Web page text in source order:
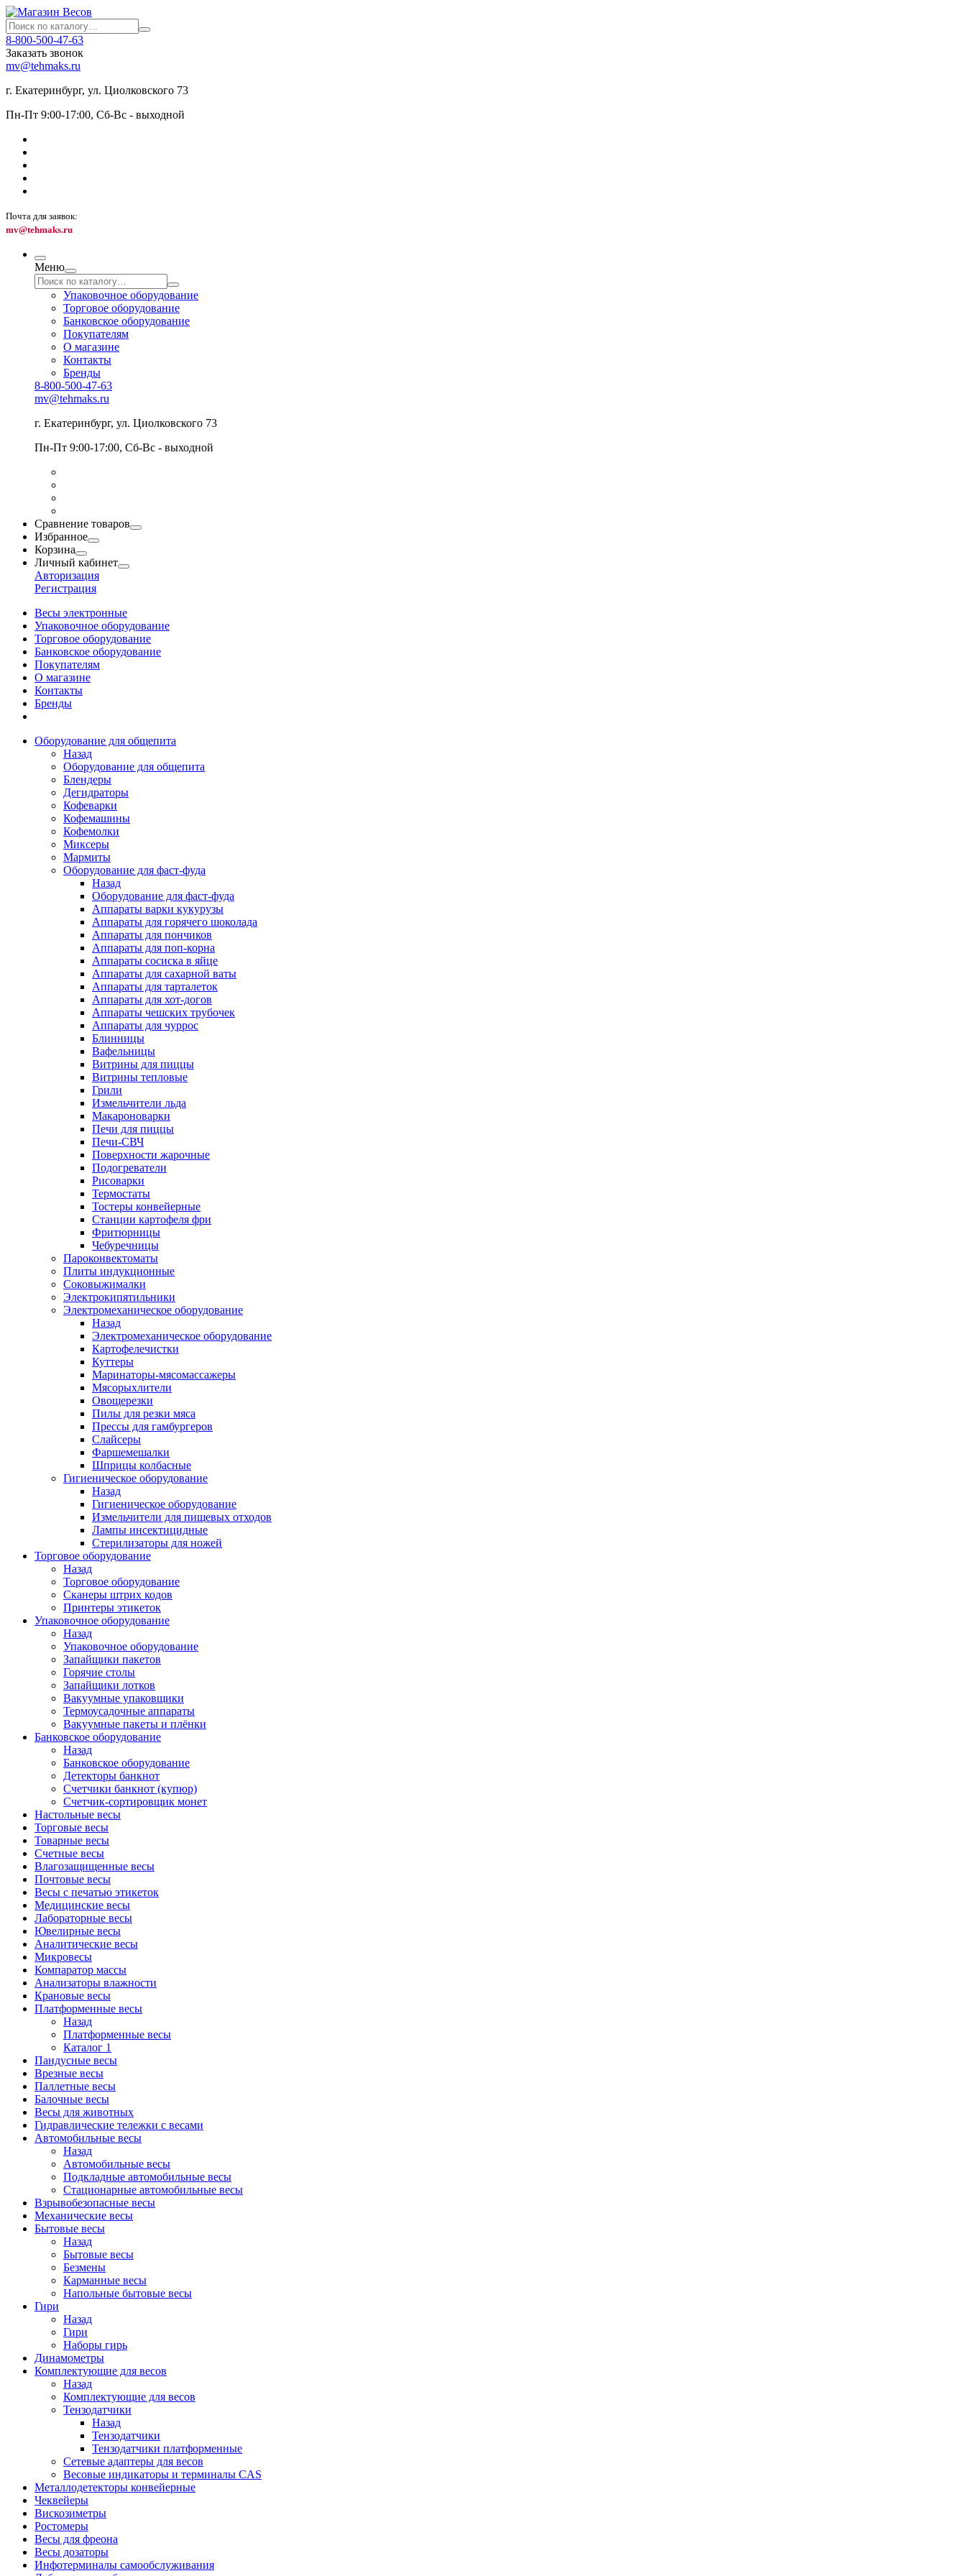
8-800-500-47-63
Заказать звонок
mv@tehmaks.ru
г. Екатеринбург, ул. Циолковского 73
Пн-Пт 9:00-17:00, Сб-Вс - выходной
Почта для заявок:
mv@tehmaks.ru
Меню
Упаковочное оборудование
Торговое оборудование
Банковское оборудование
Покупателям
О магазине
Контакты
Бренды
8-800-500-47-63
mv@tehmaks.ru
г. Екатеринбург, ул. Циолковского 73
Пн-Пт 9:00-17:00, Сб-Вс - выходной
Сравнение товаров
Избранное
Корзина
Личный кабинет
Авторизация
Регистрация
Весы электронные
Упаковочное оборудование
Торговое оборудование
Банковское оборудование
Покупателям
О магазине
Контакты
Бренды
Оборудование для общепита
Назад
Оборудование для общепита
Блендеры
Дегидраторы
Кофеварки
Кофемашины
Кофемолки
Миксеры
Мармиты
Оборудование для фаст-фуда
Назад
Оборудование для фаст-фуда
Аппараты варки кукурузы
Аппараты для горячего шоколада
Аппараты для пончиков
Аппараты для поп-корна
Аппараты сосиска в яйце
Аппараты для сахарной ваты
Аппараты для тарталеток
Аппараты для хот-догов
Аппараты чешских трубочек
Аппараты для чуррос
Блинницы
Вафельницы
Витрины для пиццы
Витрины тепловые
Грили
Измельчители льда
Макароноварки
Печи для пиццы
Печи-СВЧ
Поверхности жарочные
Подогреватели
Рисоварки
Термостаты
Тостеры конвейерные
Станции картофеля фри
Фритюрницы
Чебуречницы
Пароконвектоматы
Плиты индукционные
Соковыжималки
Электрокипятильники
Электромеханическое оборудование
Назад
Электромеханическое оборудование
Картофелечистки
Куттеры
Маринаторы-мясомассажеры
Мясорыхлители
Овощерезки
Пилы для резки мяса
Прессы для гамбургеров
Слайсеры
Фаршемешалки
Шприцы колбасные
Гигиеническое оборудование
Назад
Гигиеническое оборудование
Измельчители для пищевых отходов
Лампы инсектицидные
Стерилизаторы для ножей
Торговое оборудование
Назад
Торговое оборудование
Сканеры штрих кодов
Принтеры этикеток
Упаковочное оборудование
Назад
Упаковочное оборудование
Запайщики пакетов
Горячие столы
Запайщики лотков
Вакуумные упаковщики
Термоусадочные аппараты
Вакуумные пакеты и плёнки
Банковское оборудование
Назад
Банковское оборудование
Детекторы банкнот
Cчетчики банкнот (купюр)
Счетчик-сортировщик монет
Настольные весы
Торговые весы
Товарные весы
Счетные весы
Влагозащищенные весы
Почтовые весы
Весы с печатью этикеток
Медицинские весы
Лабораторные весы
Ювелирные весы
Аналитические весы
Микровесы
Компаратор массы
Анализаторы влажности
Крановые весы
Платформенные весы
Назад
Платформенные весы
Каталог 1
Пандусные весы
Врезные весы
Паллетные весы
Балочные весы
Весы для животных
Гидравлические тележки с весами
Автомобильные весы
Назад
Автомобильные весы
Подкладные автомобильные весы
Стационарные автомобильные весы
Взрывобезопасные весы
Механические весы
Бытовые весы
Назад
Бытовые весы
Безмены
Карманные весы
Напольные бытовые весы
Гири
Назад
Гири
Наборы гирь
Динамометры
Комплектующие для весов
Назад
Комплектующие для весов
Тензодатчики
Назад
Тензодатчики
Тензодатчики платформенные
Сетевые адаптеры для весов
Весовые индикаторы и терминалы CAS
Металлодетекторы конвейерные
Чеквейеры
Вискозиметры
Ростомеры
Весы для фреона
Весы дозаторы
Инфотерминалы самообслуживания